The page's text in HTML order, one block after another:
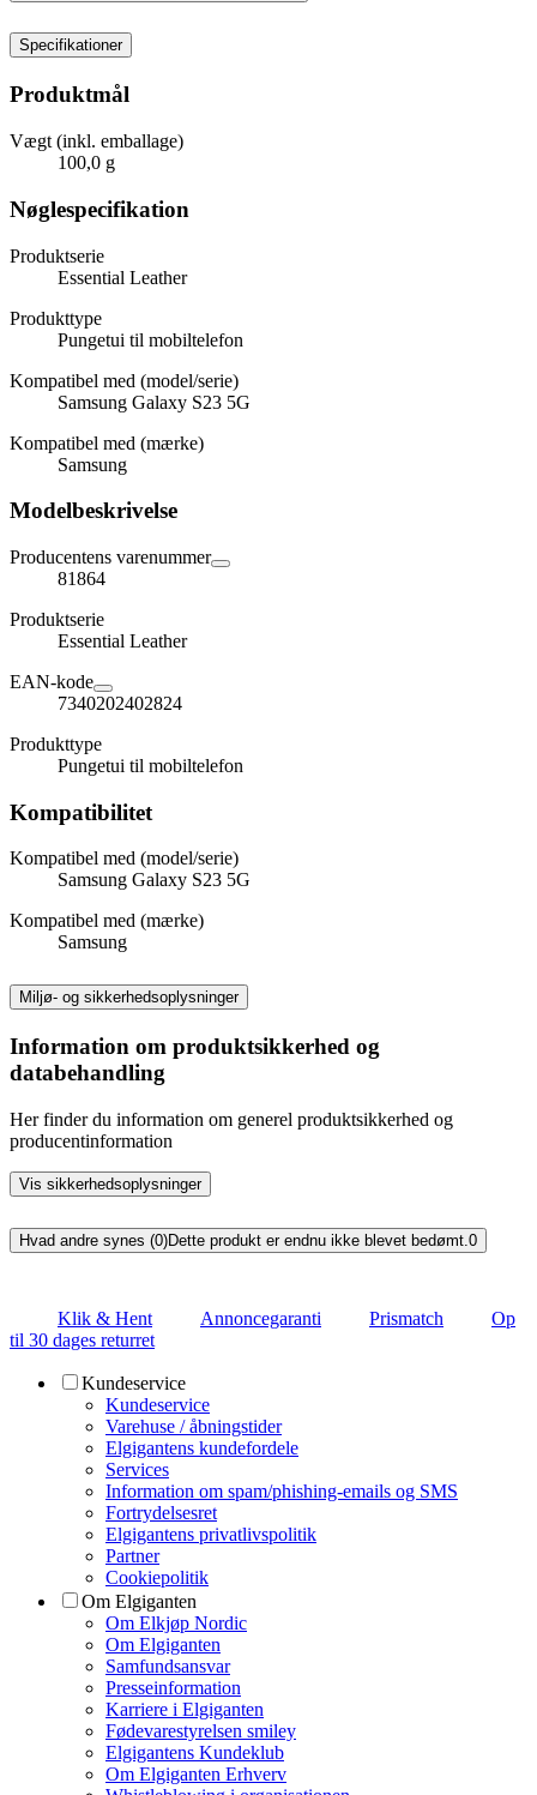
Specifikationer
Produktmål
Vægt (inkl. emballage)
100,0 g
Nøglespecifikation
Produktserie
Essential Leather
Produkttype
Pungetui til mobiltelefon
Kompatibel med (model/serie)
Samsung Galaxy S23 5G
Kompatibel med (mærke)
Samsung
Modelbeskrivelse
Producentens varenummer
81864
Produktserie
Essential Leather
EAN-kode
7340202402824
Produkttype
Pungetui til mobiltelefon
Kompatibilitet
Kompatibel med (model/serie)
Samsung Galaxy S23 5G
Kompatibel med (mærke)
Samsung
Miljø- og sikkerhedsoplysninger
Information om produktsikkerhed og
databehandling
Her finder du information om generel produktsikkerhed og
producentinformation
Vis sikkerhedsoplysninger
Hvad andre synes (0)Dette produkt er endnu ikke blevet bedømt. 0
Klik & Hent Annoncegaranti Prismatch
Op
til 30 dages returret
Kundeservice
Kundeservice
Varehuse / åbningstider
Elgigantens kundefordele
Services
Information om spam/phishing-emails og SMS
Fortrydelsesret
Elgigantens privatlivspolitik
Partner
Cookiepolitik
Om Elgiganten
Om Elkjøp Nordic
Om Elgiganten
Samfundsansvar
Presseinformation
Karriere i Elgiganten
Fødevarestyrelsen smiley
Elgigantens Kundeklub
Om Elgiganten Erhverv